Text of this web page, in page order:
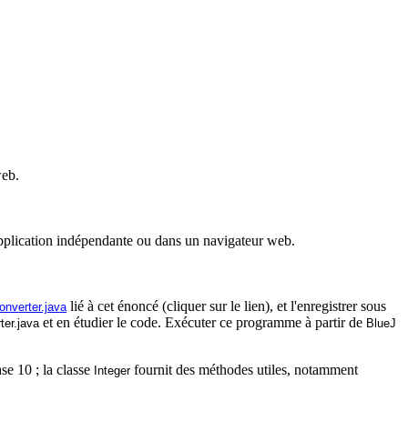
indépendante ou dans un navigateur web.
lié à cet énoncé (cliquer sur le lien), et l'enregistrer sous
et en étudier le code. Exécuter ce programme à partir de BlueJ
10 ; la classe Integerfournit des méthodes utiles, notamment